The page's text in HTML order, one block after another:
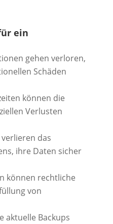
ein
gehen verloren,
Schäden
können die
Verlusten
das
ihre Daten sicher
können rechtliche
von
aktuelle Backups